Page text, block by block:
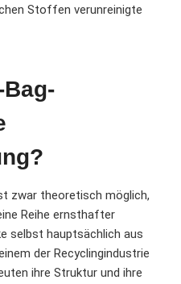
Stoffen verunreinigte
zwar theoretisch möglich,
Reihe ernsthafter
selbst hauptsächlich aus
der Recyclingindustrie
ihre Struktur und ihre